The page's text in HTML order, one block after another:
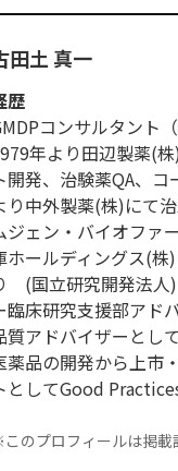
田土 真一
歴
コンサルタント
年より田辺製薬(
開発、治験薬QA、
り中外製薬(株)にて
ジェン・バイオファ
ホールディングス(株
(国立研究開発法人)
臨床研究支援部アド
質アドバイザーとし
薬品の開発から上市
としてGood
のプロフィールは掲載